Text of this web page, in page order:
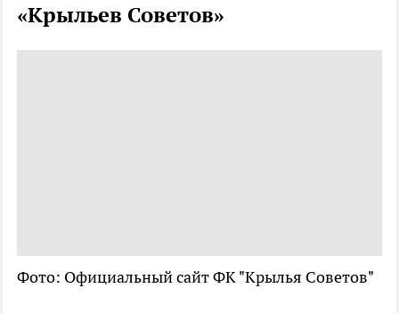
«Крыльев Советов»
Фото: Официальный сайт ФК "Крылья Советов"